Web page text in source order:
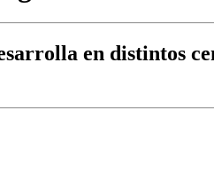
en distintos